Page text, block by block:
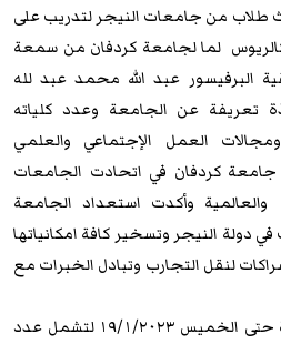
طلاب من جامعات النيجر لتدريب على
لما لجامعة كردفان من سمعة
البرفيسور عبد الله محمد عبد لله
تعريفة عن الجامعة وعدد كلياته
ومجالات العمل الإجتماعي والعلمي
جامعة كردفان في اتحادت الجامعات
والعالمية وأكدت استعداد الجامعة
دولة النيجر وتسخير كافة امكانياتها
لنقل التجارب وتبادل الخبرات مع
هذا وسوف تستمر هذه الزيارة حتى الخميس ١٩/١/٢٠٢٣ لتشمل عدد